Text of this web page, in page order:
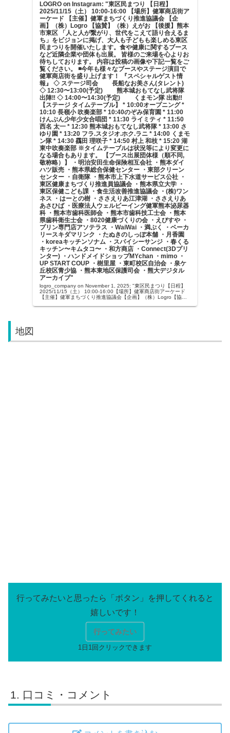
LOGRO on Instagram: "東区民まつり 【日程】
2025/11/15（土） 10:00-16:00 【場所】健軍商店街ア
ーケード 【主催】健軍まちづくり推進協議会 【企
画】（株）Logro 【協賛】（株）えがお 【後援】熊本
市東区 「人と人が繋がり、世代をこえて語り合えるま
ち」をビジョンに掲げ、大人も子どもも楽しめる東区
民まつりを開催いたします。食や健康に関するブース
など近隣企業や団体も出展。 皆様のご来場を心よりお
待ちしております。 内容は投稿の画像や下記一覧をご
覧ください。 ◾️今年も様々なブースやステージ演目で
健軍商店街を盛り上げます！ 『スペシャルゲスト情
報』 ◇ ステージ司会 長船なお美さん(タレント)
◇ 12:30〜13:00(予定) 熊本城おもてなし武将隊
出陣‼︎ ◇ 14:00〜14:30(予定) くまモン隊 出動‼︎
【ステージ タイムテーブル】 * 10:00オープニング *
10:10 長嶺小 吹奏楽部 * 10:40のぞみ保育園 * 11:00
けんぶん少年少女合唱団 * 11:30 ライミティ * 11:50
西名 太一 * 12:30 熊本城おもてなし武将隊 * 13:00 さ
ゆり園 * 13:20 フラ.スタジオ.ホク.ラニ * 14:00 くまモ
ン隊 * 14:30 靍田 理咲子 * 14:50 村上 和枝 * 15:20 湖
東中吹奏楽部 ※タイムテーブルは状況等により変更に
なる場合もあります。 【ブース出展団体様（順不同,
敬称略）】 ・明治安田生命保険相互会社 ・熊本ダイ
ハツ販売 ・熊本県総合保健センター ・東部クリーン
センター ・自衛隊 ・熊本市上下水道サービス公社 ・
東区健康まちづくり推進員協議会 ・熊本県立大学 ・
東区保健こども課 ・食生活改善推進協議会 ・(株)ワン
ネス ・はーとの樹 ・ささえりあ江津湖 ・ささえりあ
あさひば ・医療法人ウェルビーイング健軍熊本泌尿器
科 ・熊本市歯科医師会 ・熊本市歯科技工士会 ・熊本
県歯科衛生士会 ・8020健康づくりの会 ・えびすや ・
プリン専門店アソテラス ・WaiWai ・満ぷく ・ベーカ
リースキダマリンク ・たぬきのしっぽ本舗 ・月香園
・koreaキッチンソナム ・スパイシーサンジ ・春くる
キッチン〜キムタコ〜 ・和方商店 ・Connect(3Dプリ
ンター) ・ハンドメイドショップMYchan ・mimo ・
UP START COUP ・樹里屋 ・東町校区自治会 ・泉ケ
丘校区青少協 ・熊本東地区保護司会 ・熊大デジタル
アーカイブ"
logro_company on November 1, 2025: "東区民まつり【日程】
2025/11/15（土） 10:00-16:00【場所】健軍商店街アーケード
【主催】健軍まちづくり推進協議会【企画】（株）Logro【協
地図
行ってみたい
口コミ・コメント